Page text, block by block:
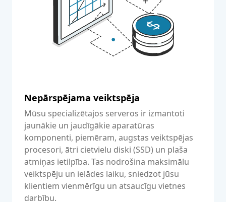
Nepārspējama veiktspēja
Mūsu specializētajos serveros ir izmantoti
jaunākie un jaudīgākie aparatūras
komponenti, piemēram, augstas veiktspējas
procesori, ātri cietvielu diski (SSD) un plaša
atmiņas ietilpība. Tas nodrošina maksimālu
veiktspēju un ielādes laiku, sniedzot jūsu
klientiem vienmērīgu un atsaucīgu vietnes
darbību.